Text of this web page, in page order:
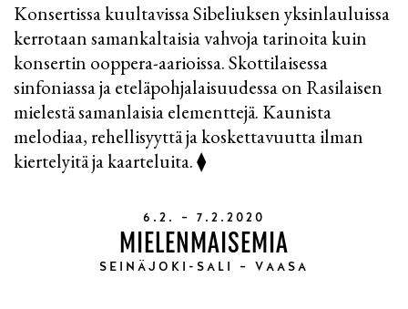
Konsertissa kuultavissa Sibeliuksen yksinlauluissa
kerrotaan samankaltaisia vahvoja tarinoita kuin
konsertin ooppera-aarioissa. Skottilaisessa
sinfoniassa ja eteläpohjalaisuudessa on Rasilaisen
mielestä samanlaisia elementtejä. Kaunista
melodiaa, rehellisyyttä ja koskettavuutta ilman
kiertelyitä ja kaarteluita. ⧫
6.2. – 7.2.2020
MIELENMAISEMIA
SEINÄJOKI-SALI – VAASA